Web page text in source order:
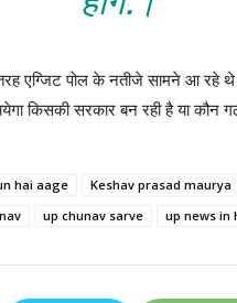
एग्जिट पोल के नतीजे सामने आ
किसकी सरकार बन रही है या
hai aage Keshav prasad maurya
up chunav sarve up news in